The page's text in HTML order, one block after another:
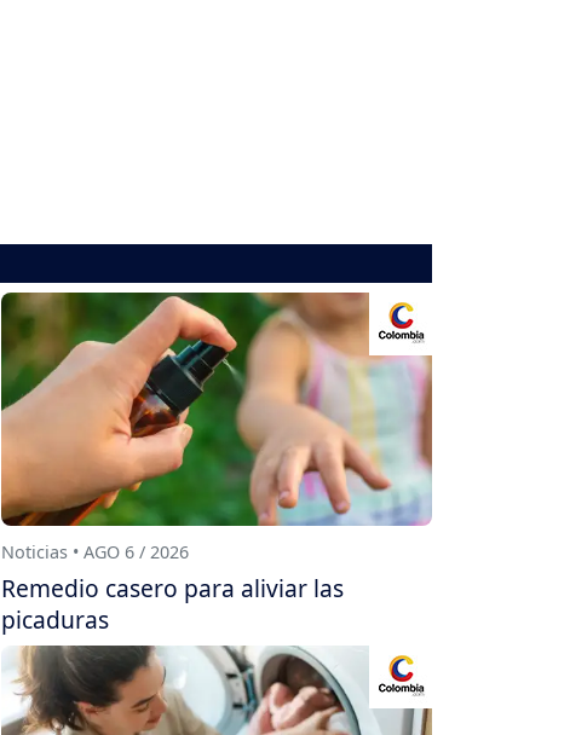
Noticias • AGO 6 / 2026
Remedio casero para aliviar las
picaduras